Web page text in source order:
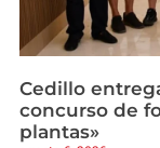
Cedillo
concurso de
plantas»